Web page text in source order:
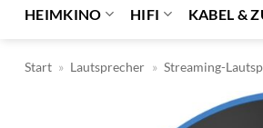
HEIMKINO HIFI KABEL &
Start » Lautsprecher » Streaming-